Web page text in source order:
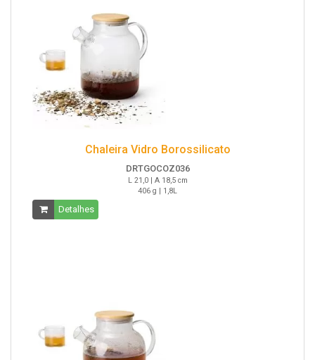
Chaleira Vidro Borossilicato
DRTGOCOZ036
L 21,0 | A 18,5 cm
406 g | 1,8L
Detalhes